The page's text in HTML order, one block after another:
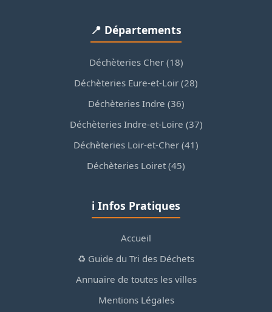
📍 Départements
Déchèteries Cher (18)
Déchèteries Eure-et-Loir (28)
Déchèteries Indre (36)
Déchèteries Indre-et-Loire (37)
Déchèteries Loir-et-Cher (41)
Déchèteries Loiret (45)
ℹ️ Infos Pratiques
Accueil
♻️ Guide du Tri des Déchets
Annuaire de toutes les villes
Mentions Légales